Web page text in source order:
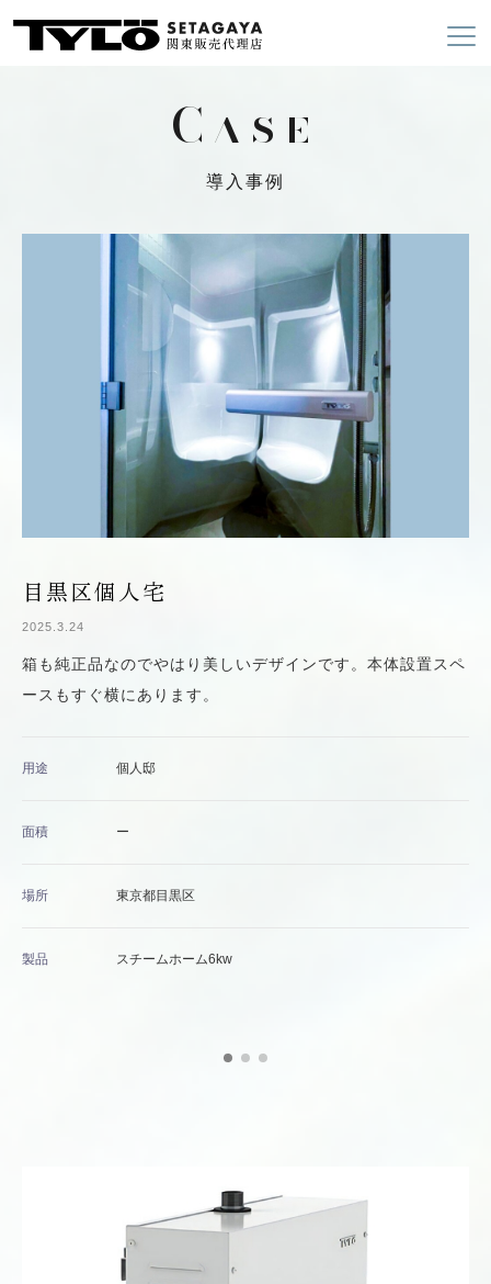
Case
導入事例
目黒区個人宅
2025.3.24
箱も純正品なのでやはり美しいデザインです。本体設置スペ
ースもすぐ横にあります。
用途 個人邸
面積 ー
場所 東京都目黒区
製品 スチームホーム6kw